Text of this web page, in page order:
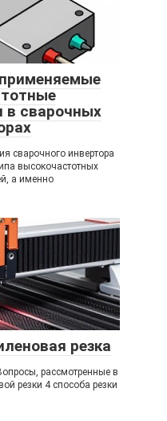
в сварочных
сварочного инвертора
высокочастотных
а именно
резка
рассмотренные в
резки 4 способа резки